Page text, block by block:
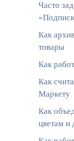
Часто
Как
товары
Как
Как
Маркету
Как
цветам и